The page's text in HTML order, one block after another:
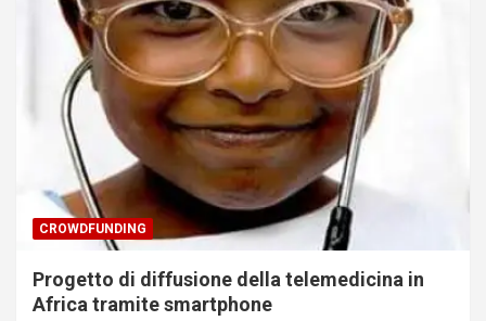
CROWDFUNDING
Progetto di diffusione della telemedicina in
Africa tramite smartphone